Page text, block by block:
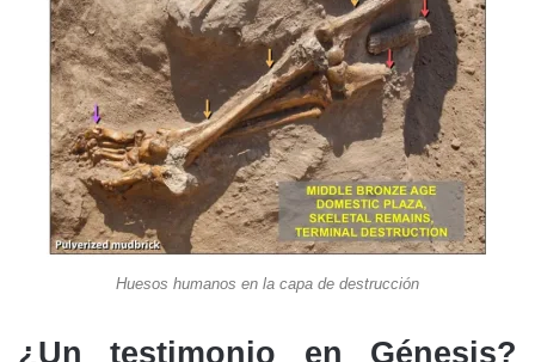
Huesos humanos en la capa de destrucción
¿Un testimonio en Génesis?